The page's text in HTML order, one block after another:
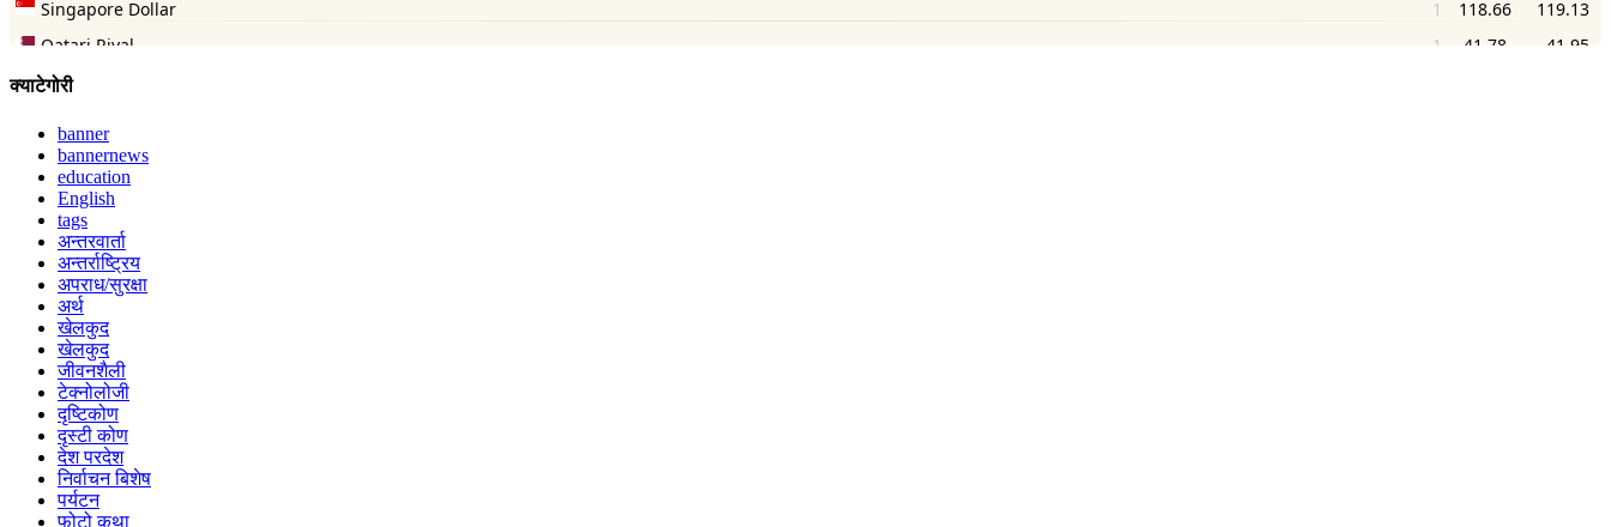
क्याटेगोरी
banner
bannernews
education
English
tags
अन्तरवार्ता
अन्तर्राष्ट्रिय
अपराध/सुरक्षा
अर्थ
खेलकुद
खेलकुद
जीवनशैली
टेक्नोलोजी
दृष्टिकोण
दृस्टी कोण
देश परदेश
निर्वाचन बिशेष
पर्यटन
फोटो कथा